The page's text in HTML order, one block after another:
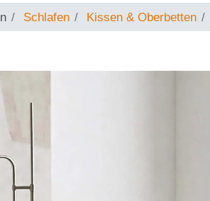
Schlafen Kissen & Oberbetten